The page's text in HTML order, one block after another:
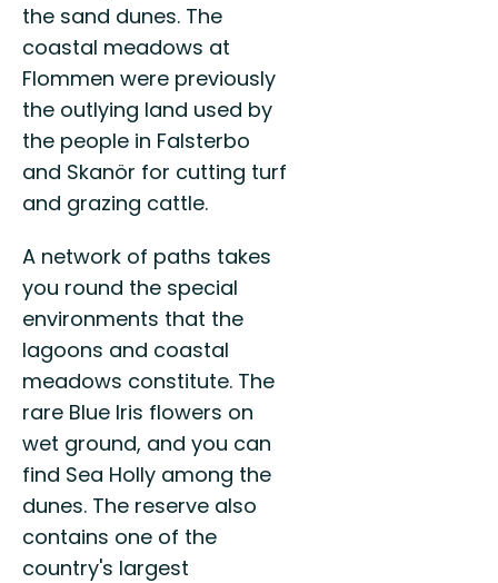
the sand dunes. The
coastal meadows at
Flommen were previously
the outlying land used by
the people in Falsterbo
and Skanör for cutting turf
and grazing cattle.
A network of paths takes
you round the special
environments that the
lagoons and coastal
meadows constitute. The
rare Blue Iris flowers on
wet ground, and you can
find Sea Holly among the
dunes. The reserve also
contains one of the
country's largest